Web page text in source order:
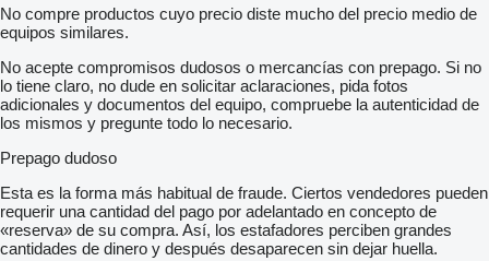
No compre productos cuyo precio diste mucho del precio medio de
equipos similares.
No acepte compromisos dudosos o mercancías con prepago. Si no
lo tiene claro, no dude en solicitar aclaraciones, pida fotos
adicionales y documentos del equipo, compruebe la autenticidad de
los mismos y pregunte todo lo necesario.
Prepago dudoso
Esta es la forma más habitual de fraude. Ciertos vendedores pueden
requerir una cantidad del pago por adelantado en concepto de
«reserva» de su compra. Así, los estafadores perciben grandes
cantidades de dinero y después desaparecen sin dejar huella.